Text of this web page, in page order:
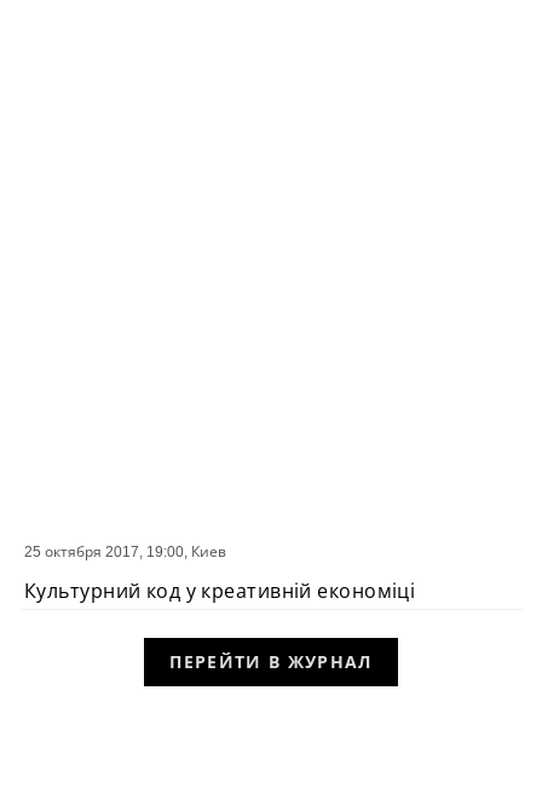
СОБЫТИЕ
25 октября 2017, 19:00, Киев
Культурний код у креативній економіці
ПЕРЕЙТИ В ЖУРНАЛ